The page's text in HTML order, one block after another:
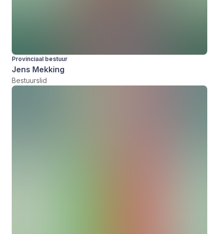
Provinciaal bestuur
Jens Mekking
Bestuurslid